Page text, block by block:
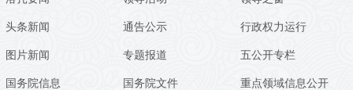
头条新闻
图片新闻
国务院信息
通告公示
专题报道
国务院文件
行政权力运行
五公开专栏
重点领域信息公开